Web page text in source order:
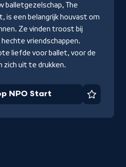
balletgezelschap, The
is een belangrijk houvast om
Ze vinden troost bij
vriendschappen.
liefde voor ballet, voor de
zich uit te drukken.
NPO Start